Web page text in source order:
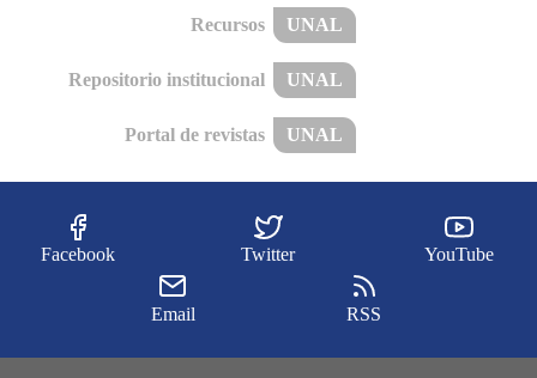
Recursos UNAL
Repositorio institucional UNAL
Portal de revistas UNAL
Facebook Twitter YouTube
Email RSS